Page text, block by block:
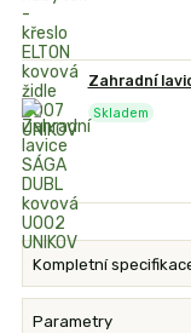
Zahradní
Skladem
Kompletní
Parametry